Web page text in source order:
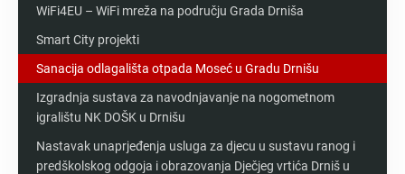
WiFi4EU – WiFi mreža na području Grada Drniša
Smart City projekti
Sanacija odlagališta otpada Moseć u Gradu Drnišu
Izgradnja sustava za navodnjavanje na nogometnom
igralištu NK DOŠK u Drnišu
Nastavak unaprjeđenja usluga za djecu u sustavu ranog i
predškolskog odgoja i obrazovanja Dječjeg vrtića Drniš u